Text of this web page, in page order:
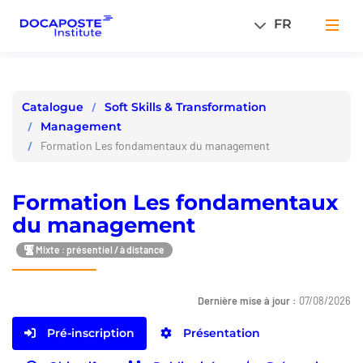
FR
Catalogue
Soft Skills & Transformation
Management
Formation Les fondamentaux du management
Formation Les fondamentaux
du management
Mixte : présentiel / à distance
Dernière mise à jour : 07/08/2026
Pré-inscription Présentation